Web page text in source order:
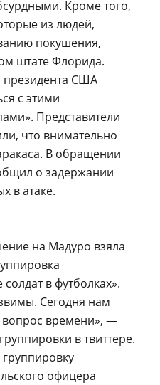
Кроме того,
из людей,
покушения,
штате Флорида.
президента США
с этими
Представители
что внимательно
В обращении
о задержании
в атаке.
на Мадуро взяла
в футболках».
Сегодня нам
вопрос времени», —
в твиттере.
офицера